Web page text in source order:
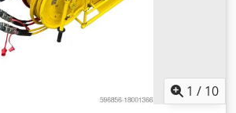
1 / 10